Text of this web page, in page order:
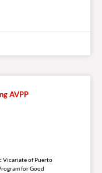
AVPP
Vicariate of Puerto
for Good